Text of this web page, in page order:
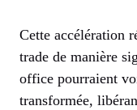
Cette accélération
trade de manière
office pourraient
transformée,